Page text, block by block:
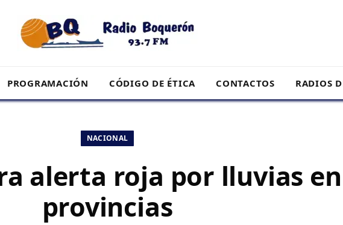
PROGRAMACIÓN CÓDIGO DE ÉTICA CONTACTOS RADIOS
NACIONAL
alerta roja por lluvias
provincias